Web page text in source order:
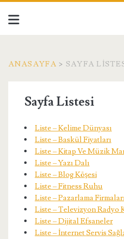
ANASAYFA > SAYFA
Sayfa Listesi
Liste – Kelime Dünyası
Liste – Baskül Fiyatları
Liste – Kitap Ve Müzik
Liste – Yazı Dalı
Liste – Blog Köşesi
Liste – Fitness Ruhu
Liste – Pazarlama
Liste – Televizyon Radyo
Liste – Dijital Efsaneler
Liste – İnternet Servis